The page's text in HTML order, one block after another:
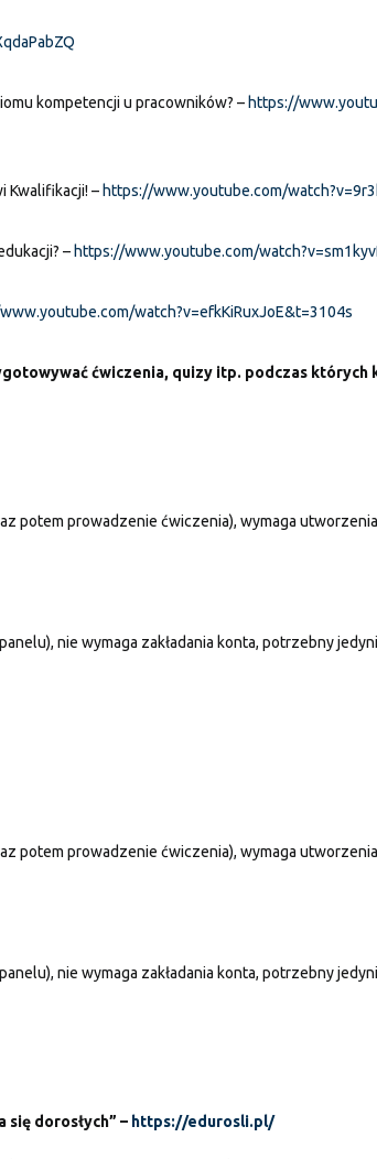
kompetencji u pracowników? – https://
Kwalifikacji! – https://www.youtube.com/
– https://www.youtube.com/
watch?v=efkKiRuxJoE&t=3104s
ćwiczenia, quizy itp. podczas których
potem prowadzenie ćwiczenia), wymaga
nie wymaga zakładania konta, potrzebny
potem prowadzenie ćwiczenia), wymaga
nie wymaga zakładania konta, potrzebny
się dorosłych” – https://edurosli.pl/